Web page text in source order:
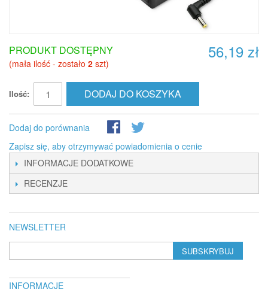
56,19 zł
PRODUKT DOSTĘPNY
(mała ilość - zostało 2 szt)
Ilość: DODAJ DO KOSZYKA
Dodaj do porównania
Zapisz się, aby otrzymywać powiadomienia o cenie
INFORMACJE DODATKOWE
RECENZJE
NEWSLETTER
SUBSKRYBUJ
INFORMACJE